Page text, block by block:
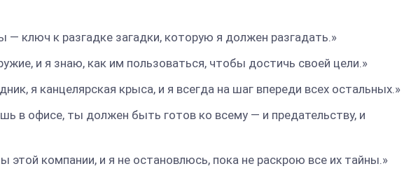
— ключ к разгадке загадки, которую я должен разгадать.»
и я знаю, как им пользоваться, чтобы достичь своей цели.»
я канцелярская крыса, и я всегда на шаг впереди всех остальных.»
в офисе, ты должен быть готов ко всему — и предательству, и
этой компании, и я не остановлюсь, пока не раскрою все их тайны.»